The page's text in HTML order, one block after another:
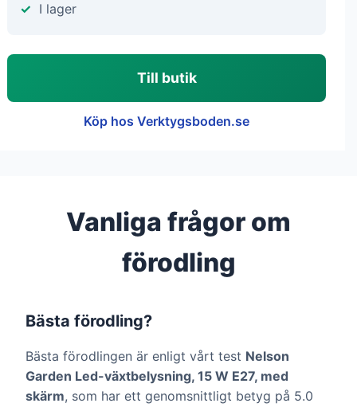
I lager
Till butik
Köp hos Verktygsboden.se
Vanliga frågor om
förodling
Bästa förodling?
Bästa förodlingen är enligt vårt test Nelson
Garden Led-växtbelysning, 15 W E27, med
skärm, som har ett genomsnittligt betyg på 5.0